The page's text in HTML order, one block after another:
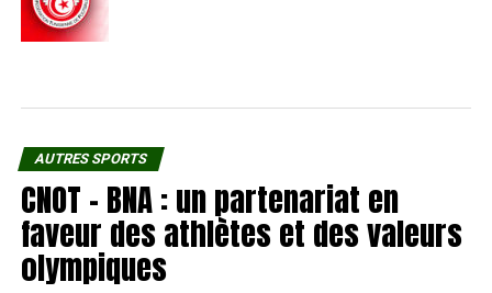
AUTRES SPORTS
CNOT – BNA : un partenariat en
faveur des athlètes et des valeurs
olympiques